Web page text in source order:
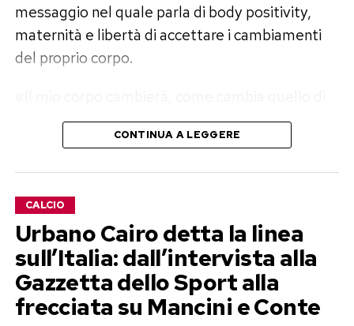
messaggio nel quale parla di body positivity,
maternità e libertà di accettare i cambiamenti
del proprio corpo.
tutte le donne. E spero che continui a farlo per
molti anni ancora, perché significherà che
polemica estiva in una riflessione più ampia
sull’immagine femminile.
«Amo le mie curve e il corpo che mi
ha permesso di diventare madre»
CONTINUA A LEGGERE
CALCIO
Urbano Cairo detta la linea
sull’Italia: dall’intervista alla
Gazzetta dello Sport alla
frecciata su Mancini e Conte